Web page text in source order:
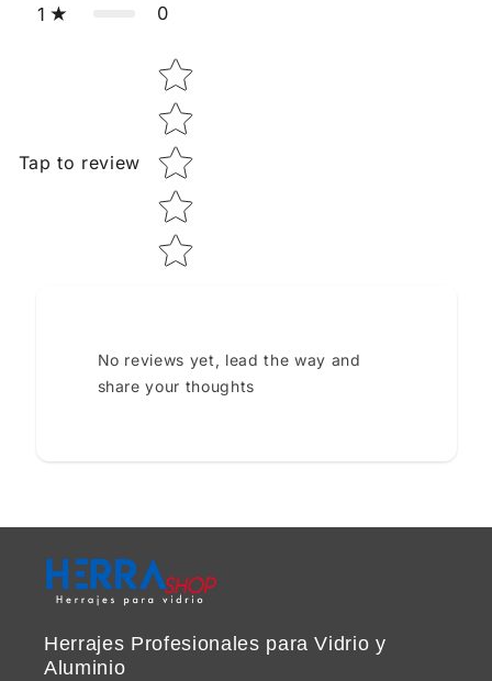
1 0
Tap to review
Star rating
No reviews yet, lead the way and
share your thoughts
Herrajes Profesionales para Vidrio y
Aluminio